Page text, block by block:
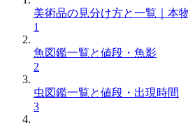
美術品の見分け方と一覧｜本
1
魚図鑑一覧と値段・魚影
2
虫図鑑一覧と値段・出現時間
3